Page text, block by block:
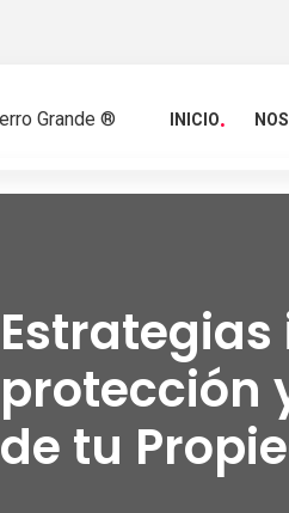
INICIO
protección
de tu